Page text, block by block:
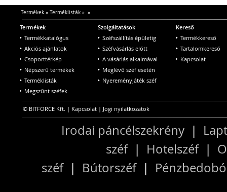
Termékek» Terméklisták» »
Termékek
Termékkatalógus
Akciós ajánlatok
Csoporttérkép
Népszerű termékek
Terméklisták
Megszűnt széfek
Szolgáltatások
Széfszállítás épületig
Széfvásárlás előtt
A vásárlás alkalmával
Meglévő széf esetén
Nyereményjáték széf
Kereső
Termékkereső
Tartalomkereső
Kapcsolat
© BITFORCE Kft. | Kapcsolat | Jogi nyilatkozatok
Irodai páncélszekrény |
széf| Hotelszéf|
széf| Bútorszéf|